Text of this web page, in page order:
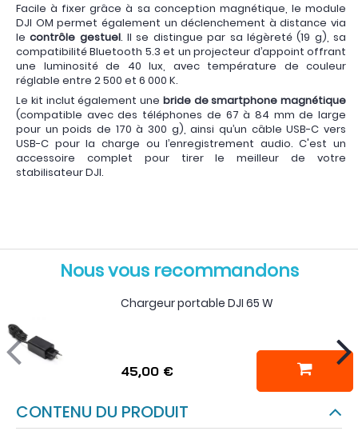
Facile à fixer grâce à sa conception magnétique, le module
DJI OM permet également un déclenchement à distance via
lecontrôle gestuel. Il se distingue par sa légèreté (19 g), sa
compatibilité Bluetooth 5.3 et un projecteur d’appoint offrant
une luminosité de 40 lux, avec température de couleur
réglable entre 2 500 et 6 000 K.
Le kit inclut également une bride de smartphone magnétique
(compatible avec des téléphones de 67 à 84 mm de large
pour un poids de 170 à 300 g), ainsi qu’un câble USB-C vers
USB-C pour la charge ou l’enregistrement audio. C'est un
accessoire complet pour tirer le meilleur de votre
stabilisateur DJI.
Nous vous recommandons
Chargeur portable DJI 65 W
45,00 €
CONTENU DU PRODUIT